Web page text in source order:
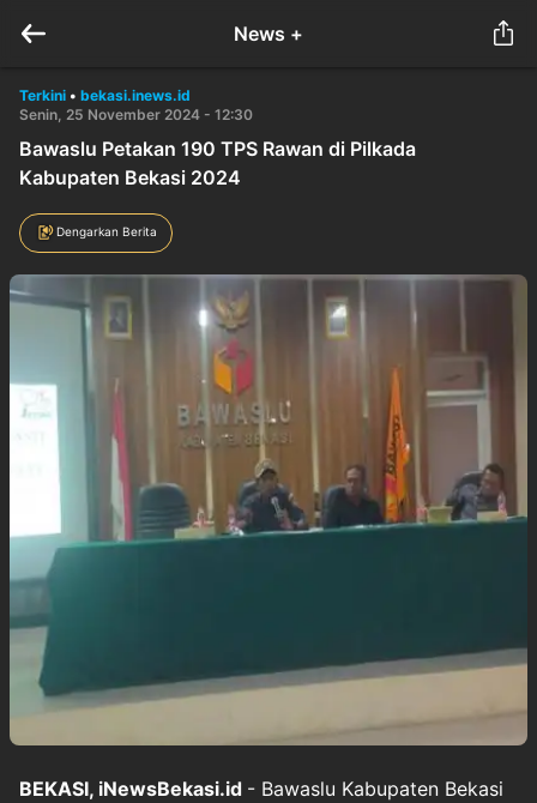
News +
Terkini • bekasi.inews.id
Senin, 25 November 2024 - 12:30
Bawaslu Petakan 190 TPS Rawan di Pilkada
Kabupaten Bekasi 2024
Dengarkan Berita
BEKASI, iNewsBekasi.id - Bawaslu Kabupaten Bekasi